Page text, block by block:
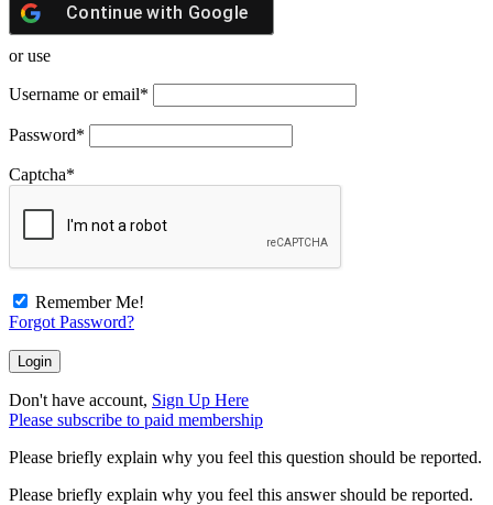
Continue with Google
or use
Username or email*
Password*
Captcha*
Remember Me!
Forgot Password?
Don't have account, Sign Up Here
Please subscribe to paid membership
Please briefly explain why you feel this question should be reported.
Please briefly explain why you feel this answer should be reported.